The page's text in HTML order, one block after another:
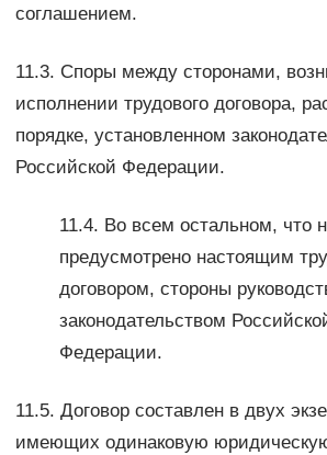
соглашением.
11.3. Споры между сторонами,
исполнении трудового договора,
порядке, установленном
Российской Федерации.
11.4. Во всем остальном, что
предусмотрено настоящим
договором, стороны
законодательством
Федерации.
11.5. Договор составлен в двух
имеющих одинаковую